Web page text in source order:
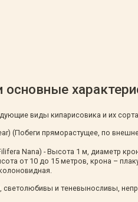
основные
виды кипарисовика и их
(Побеги пряморастущее, по
Nana) - Высота 1 м, диаметр
от 10 до 15 метров, крона –
светолюбивы и теневыносливы,